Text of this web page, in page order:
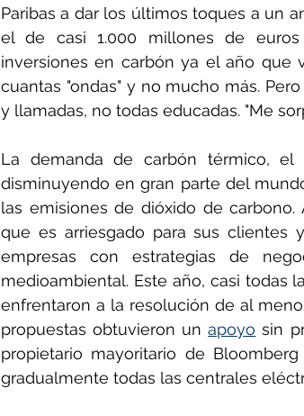
Paribas a dar los últimos toques a un
el de casi 1.000 millones de
inversiones en carbón ya el año que
cuantas "ondas" y no mucho más.
y llamadas, no todas educadas. "Me
La demanda de carbón térmico, el
disminuyendo en gran parte del
las emisiones de dióxido de
que es arriesgado para sus clientes
empresas con estrategias de
medioambiental. Este año, casi todas
enfrentaron a la resolución de al
propuestas obtuvieron un apoyo sin
propietario mayoritario de
gradualmente todas las centrales